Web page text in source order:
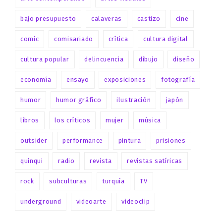
bajo presupuesto calaveras castizo cine
comic comisariado crítica cultura digital
cultura popular delincuencia dibujo diseño
economía ensayo exposiciones fotografía
humor humor gráfico ilustración japón
libros los críticos mujer música
outsider performance pintura prisiones
quinqui radio revista revistas satíricas
rock subculturas turquía TV
underground videoarte videoclip